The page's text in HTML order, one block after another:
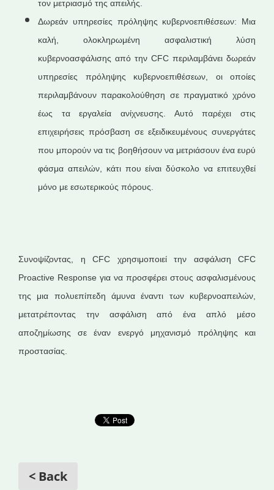
τον μετριασμό της απειλής.
Δωρεάν υπηρεσίες πρόληψης κυβερνοεπιθέσεων: Μια
καλή, ολοκληρωμένη ασφαλιστική λύση
κυβερνοασφάλισης από την CFC περιλαμβάνει δωρεάν
υπηρεσίες πρόληψης κυβερνοεπιθέσεων, οι οποίες
περιλαμβάνουν παρακολούθηση σε πραγματικό χρόνο
έως τα εργαλεία ανίχνευσης. Αυτό παρέχει στις
επιχειρήσεις πρόσβαση σε εξειδικευμένους συνεργάτες
που μπορούν να τις βοηθήσουν να μετριάσουν ένα ευρύ
φάσμα απειλών, κάτι που είναι δύσκολο να επιτευχθεί
μόνο με εσωτερικούς πόρους.
Συνοψίζοντας, η CFC χρησιμοποιεί την ασφάλιση CFC
Proactive Response για να προσφέρει στους ασφαλισμένους
της μια πολυεπίπεδη άμυνα έναντι των κυβερνοαπειλών,
μετατρέποντας την ασφάλιση από ένα απλό μέσο
αποζημίωσης σε έναν ενεργό μηχανισμό πρόληψης και
προστασίας.
< Back